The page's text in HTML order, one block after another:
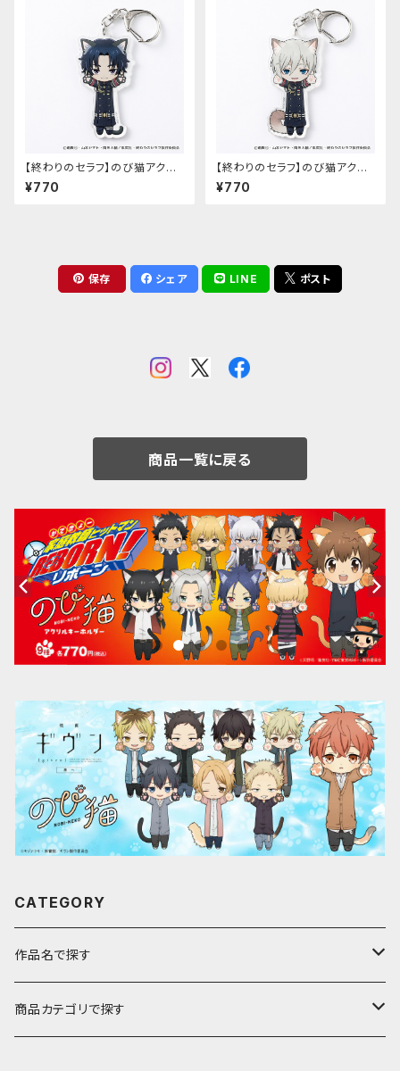
【終わりのセラフ】のび猫アクリ
ルキーホルダー（一瀬グレン）
¥770
【終わりのセラフ】のび猫アクリ
ルキーホルダー（柊深夜）
¥770
保存 シェア LINE ポスト
商品一覧に戻る
CATEGORY
作品名で探す
ア行
商品カテゴリで探す